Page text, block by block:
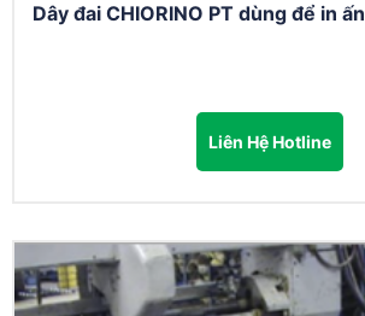
Dây đai CHIORINO PT dùng để in ấn
Liên Hệ Hotline